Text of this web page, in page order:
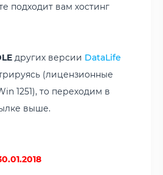
подходит вам хостинг
других версии DataLife
(лицензионные
1251), то переходим в
выше.